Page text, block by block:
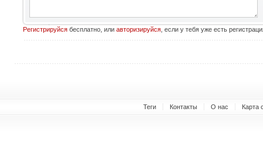
Регистрируйсябесплатно, или авторизируйся, если у тебя уже есть
Теги Контакты О нас Карта